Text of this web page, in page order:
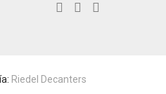
Riedel Decanters